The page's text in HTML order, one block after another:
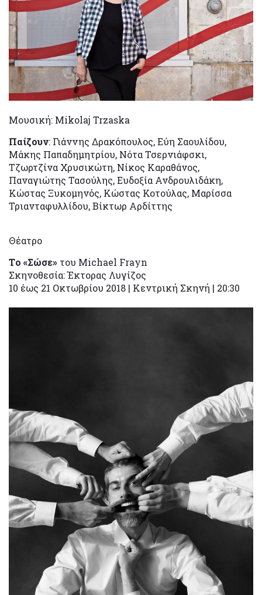
Μουσική: Mikolaj Trzaska
Παίζουν: Γιάννης Δρακόπουλος, Εύη Σαουλίδου,
Μάκης Παπαδημητρίου, Νότα Τσερνιάφσκι,
Τζωρτζίνα Χρυσικώτη, Νίκος Καραθάνος,
Παναγιώτης Τασούλης, Ευδοξία Ανδρουλιδάκη,
Κώστας Ξυκομηνός, Κώστας Κοτούλας, Μαρίσσα
Τριανταφυλλίδου, Βίκτωρ Αρδίττης
Θέατρο
Tο «Σώσε» του Michael Frayn
Σκηνοθεσία: Έκτορας Λυγίζος
10 έως 21 Οκτωβρίου 2018 | Κεντρική Σκηνή | 20:30